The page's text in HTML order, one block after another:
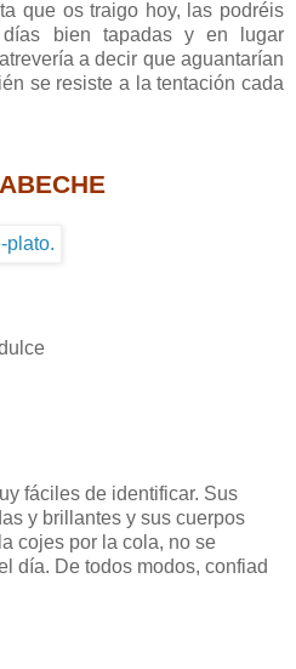
que os traigo hoy, las podréis
días bien tapadas y en lugar
a decir que aguantarían
se resiste a la tentación cada
fáciles de identificar. Sus
y brillantes y sus cuerpos
cojes por la cola, no se
día. De todos modos, confiad